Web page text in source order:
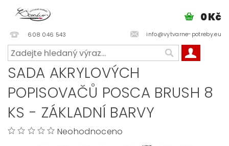
608 046 543 info@vytvarne-potreby.eu
0 Kč
SADA AKRYLOVÝCH
POPISOVAČŮ POSCA BRUSH 8
KS - ZÁKLADNÍ BARVY
Neohodnoceno